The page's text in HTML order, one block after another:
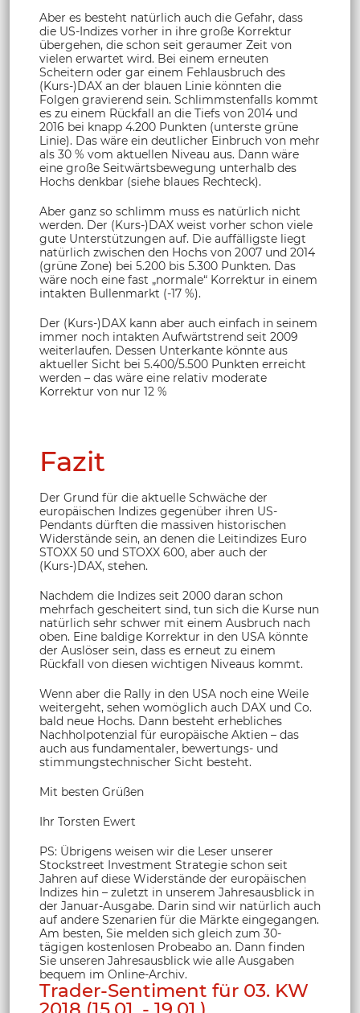
Aber es besteht natürlich auch die Gefahr, dass
die US-Indizes vorher in ihre große Korrektur
übergehen, die schon seit geraumer Zeit von
vielen erwartet wird. Bei einem erneuten
Scheitern oder gar einem Fehlausbruch des
(Kurs-)DAX an der blauen Linie könnten die
Folgen gravierend sein. Schlimmstenfalls kommt
es zu einem Rückfall an die Tiefs von 2014 und
2016 bei knapp 4.200 Punkten (unterste grüne
Linie). Das wäre ein deutlicher Einbruch von mehr
als 30 % vom aktuellen Niveau aus. Dann wäre
eine große Seitwärtsbewegung unterhalb des
Hochs denkbar (siehe blaues Rechteck).
Aber ganz so schlimm muss es natürlich nicht
werden. Der (Kurs-)DAX weist vorher schon viele
gute Unterstützungen auf. Die auffälligste liegt
natürlich zwischen den Hochs von 2007 und 2014
(grüne Zone) bei 5.200 bis 5.300 Punkten. Das
wäre noch eine fast „normale“ Korrektur in einem
intakten Bullenmarkt (-17 %).
Der (Kurs-)DAX kann aber auch einfach in seinem
immer noch intakten Aufwärtstrend seit 2009
weiterlaufen. Dessen Unterkante könnte aus
aktueller Sicht bei 5.400/5.500 Punkten erreicht
werden – das wäre eine relativ moderate
Korrektur von nur 12 %
Fazit
Der Grund für die aktuelle Schwäche der
europäischen Indizes gegenüber ihren US-
Pendants dürften die massiven historischen
Widerstände sein, an denen die Leitindizes Euro
STOXX 50 und STOXX 600, aber auch der
(Kurs-)DAX, stehen.
Nachdem die Indizes seit 2000 daran schon
mehrfach gescheitert sind, tun sich die Kurse nun
natürlich sehr schwer mit einem Ausbruch nach
oben. Eine baldige Korrektur in den USA könnte
der Auslöser sein, dass es erneut zu einem
Rückfall von diesen wichtigen Niveaus kommt.
Wenn aber die Rally in den USA noch eine Weile
weitergeht, sehen womöglich auch DAX und Co.
bald neue Hochs. Dann besteht erhebliches
Nachholpotenzial für europäische Aktien – das
auch aus fundamentaler, bewertungs- und
stimmungstechnischer Sicht besteht.
Mit besten Grüßen
Ihr Torsten Ewert
PS: Übrigens weisen wir die Leser unserer
Stockstreet Investment Strategie schon seit
Jahren auf diese Widerstände der europäischen
Indizes hin – zuletzt in unserem Jahresausblick in
der Januar-Ausgabe. Darin sind wir natürlich auch
auf andere Szenarien für die Märkte eingegangen.
Am besten, Sie melden sich gleich zum 30-
tägigen kostenlosen Probeabo an. Dann finden
Sie unseren Jahresausblick wie alle Ausgaben
bequem im Online-Archiv.
Trader-Sentiment für 03. KW